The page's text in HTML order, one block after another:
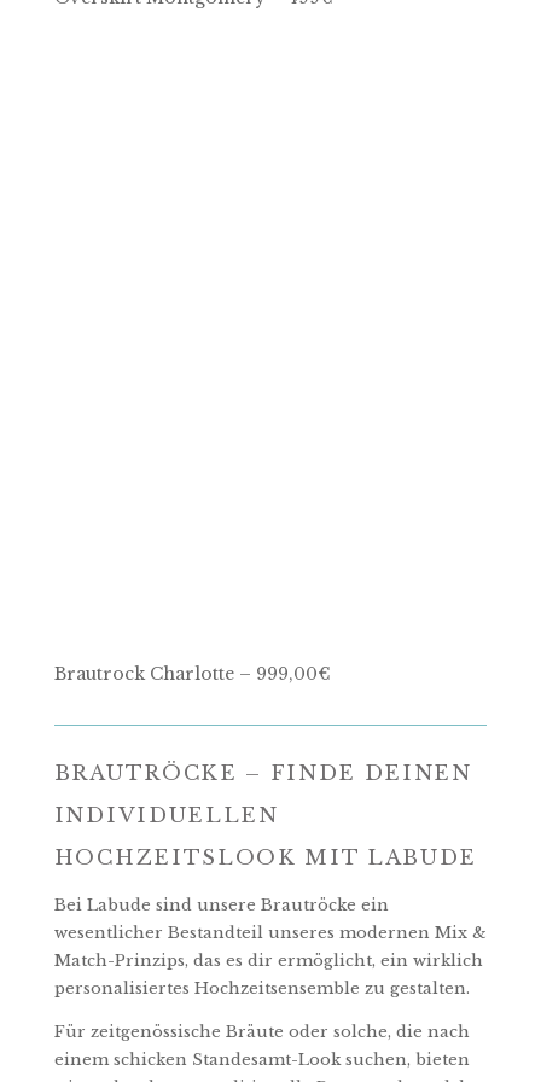
Brautrock Charlotte – 999,00€
BRAUTRÖCKE – FINDE DEINEN
INDIVIDUELLEN
HOCHZEITSLOOK MIT LABUDE
Bei Labude sind unsere Brautröcke ein
wesentlicher Bestandteil unseres modernen Mix &
Match-Prinzips, das es dir ermöglicht, ein wirklich
personalisiertes Hochzeitsensemble zu gestalten.
Für zeitgenössische Bräute oder solche, die nach
einem schicken Standesamt-Look suchen, bieten